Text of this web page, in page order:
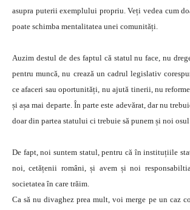
asupra puterii exemplului propriu. Veți vedea cum
poate schimba mentalitatea unei comunități.
Auzim destul de des faptul că statul nu face, nu
pentru muncă, nu crează un cadrul legislativ
ce afaceri sau oportunități, nu ajută tinerii, nu
și așa mai departe. În parte este adevărat, dar nu
doar din partea statului ci trebuie să punem și noi
De fapt, noi suntem statul, pentru că în instituțiile
noi, cetățenii români, și avem și noi
societatea în care trăim.
Ca să nu divaghez prea mult, voi merge pe un caz